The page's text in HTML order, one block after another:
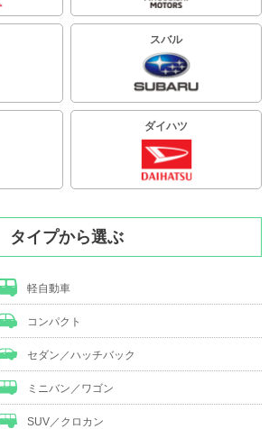
スバル
ダイハツ
タイプから選ぶ
軽自動車
コンパクト
セダン／ハッチバック
ミニバン／ワゴン
SUV／クロカン